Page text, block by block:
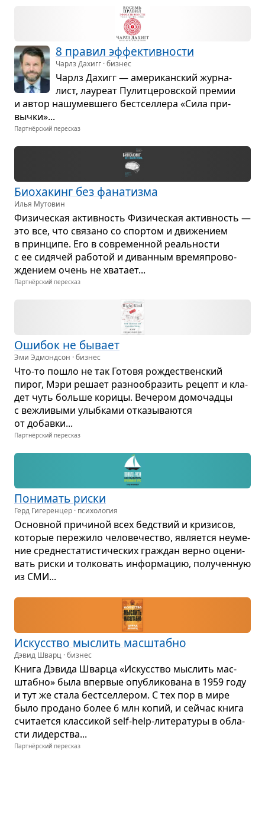
8 пра­вил эффек­тив­но­сти
Чарлз Дахигг · бизнес
Чарлз Дахигг — аме­ри­кан­ский жур­на­
лист, лау­реат Пулит­це­ров­ской пре­мии
и автор нашу­мев­шего бест­сел­лера «Сила при­
вычки»...
Партнёрский пересказ
Био­ха­кинг без фана­тизма
Илья Мутовин
Физи­че­ская актив­ность Физи­че­ская актив­ность —
это все, что свя­зано со спор­том и дви­же­нием
в прин­ципе. Его в совре­мен­ной реаль­но­сти
с ее сидя­чей рабо­той и диван­ным вре­мя­про­во­
жде­нием очень не хва­тает...
Партнёрский пересказ
Оши­бок не бывает
Эми Эдмондсон · бизнес
Что‑то пошло не так Готовя рожде­ствен­ский
пирог, Мэри решает раз­но­об­ра­зить рецепт и кла­
дет чуть больше корицы. Вече­ром домо­чадцы
с веж­ли­выми улыб­ками отка­зы­ва­ются
от добавки...
Партнёрский пересказ
Пони­мать риски
Герд Гигеренцер · психология
Основ­ной при­чи­ной всех бед­ствий и кри­зи­сов,
кото­рые пере­жило чело­ве­че­ство, явля­ется неуме­
ние сред­не­ста­ти­сти­че­ских гра­ждан верно оце­ни­
вать риски и тол­ко­вать инфор­ма­цию, полу­чен­ную
из СМИ...
Искус­ство мыс­лить мас­штабно
Дэвид Шварц · бизнес
Книга Дэвида Шварца «Искус­ство мыс­лить мас­
штабно» была впер­вые опуб­ли­ко­вана в 1959 году
и тут же стала бест­сел­ле­ром. С тех пор в мире
было про­дано более 6 млн копий, и сейчас книга
счи­та­ется клас­си­кой self-help-лите­ра­туры в обла­
сти лидер­ства...
Партнёрский пересказ